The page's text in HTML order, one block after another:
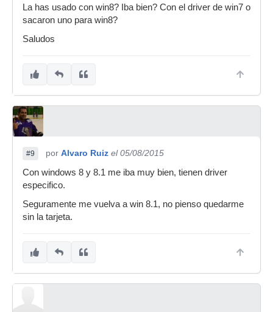
venderlo a fabricantes, no a usuario final. A lo
mejor hay algún otro por ahí.
La has usado con win8? Iba bien? Con el driver de win7 o
sacaron uno para win8?
Saludos
#9 por Alvaro Ruiz el 05/08/2015
Con windows 8 y 8.1 me iba muy bien, tienen driver
especifico.
Seguramente me vuelva a win 8.1, no pienso quedarme
sin la tarjeta.